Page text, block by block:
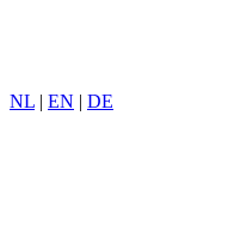
NL | EN | DE